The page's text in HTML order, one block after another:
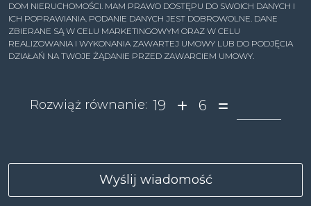
DOM NIERUCHOMOŚCI. MAM PRAWO DOSTĘPU DO SWOICH DANYCH I
ICH POPRAWIANIA. PODANIE DANYCH JEST DOBROWOLNE. DANE
ZBIERANE SĄ W CELU MARKETINGOWYM ORAZ W CELU
REALIZOWANIA I WYKONANIA ZAWARTEJ UMOWY LUB DO PODJĘCIA
DZIAŁAŃ NA TWOJE ŻĄDANIE PRZED ZAWARCIEM UMOWY.
Rozwiąż równanie: 19 6